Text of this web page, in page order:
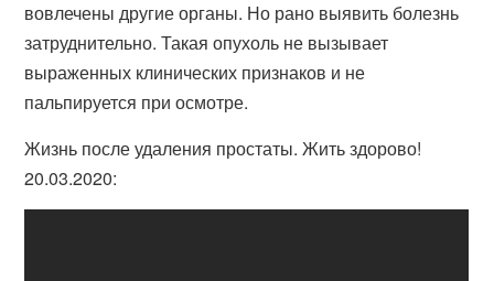
вовлечены другие органы. Но рано выявить болезнь
затруднительно. Такая опухоль не вызывает
выраженных клинических признаков и не
пальпируется при осмотре.
Жизнь после удаления простаты. Жить здорово!
20.03.2020: